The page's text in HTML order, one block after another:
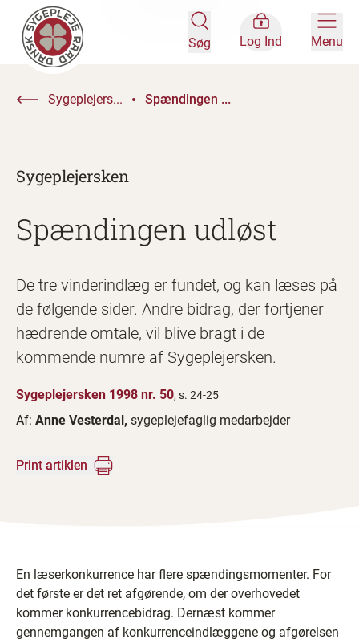
Søg Log Ind Menu
Sygeplejers... Spændingen ...
Sygeplejersken
Spændingen udløst
De tre vinderindlæg er fundet, og kan læses på
de følgende sider. Andre bidrag, der fortjener
hædrende omtale, vil blive bragt i de
kommende numre af Sygeplejersken.
Sygeplejersken 1998 nr. 50, s. 24-25
Af: Anne Vesterdal, sygeplejefaglig medarbejder
Print artiklen
En læserkonkurrence har flere spændingsmomenter. For
det første er det ret afgørende, om der overhovedet
kommer konkurrencebidrag. Dernæst kommer
gennemgangen af konkurrenceindlæggene og afgørelsen